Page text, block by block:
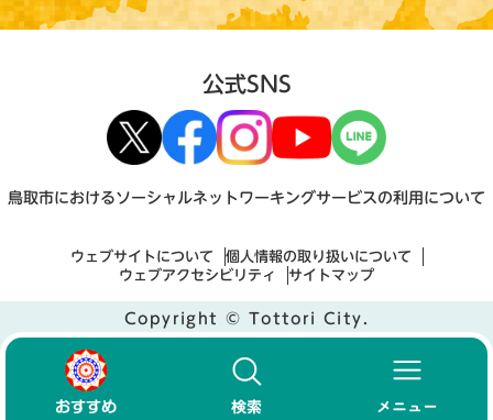
公式SNS
鳥取市におけるソーシャルネットワーキングサービスの利用について
ウェブサイトについて
個人情報の取り扱いについて
ウェブアクセシビリティ
サイトマップ
Copyright © Tottori City.